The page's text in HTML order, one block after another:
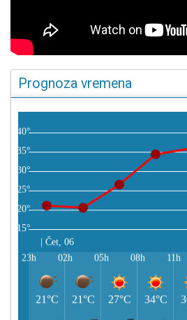
Prognoza vremena